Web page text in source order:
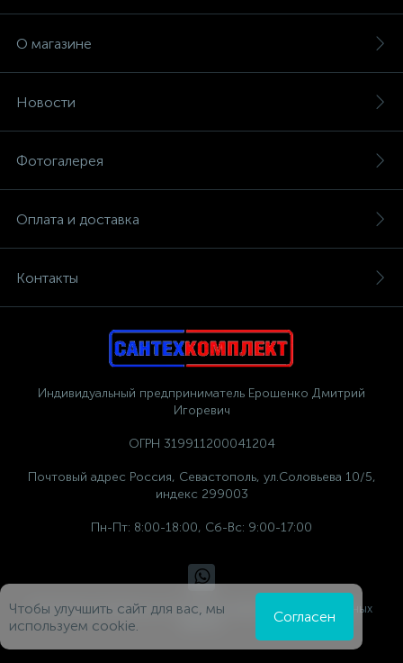
О магазине
Новости
Фотогалерея
Оплата и доставка
Контакты
Индивидуальный предприниматель Ерошенко Дмитрий
Игоревич
ОГРН 319911200041204
Почтовый адрес Россия, Севастополь, ул.Соловьева 10/5,
индекс 299003
Пн-Пт: 8:00-18:00, Сб-Вс: 9:00-17:00
Политика компании в отношении обработки персональных
Чтобы улучшить сайт для вас, мы
используем cookie.
Согласен